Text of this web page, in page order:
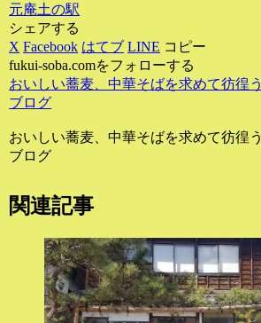
元庵土の駅
シェアする
X Facebook はてブ LINE コピー
fukui-soba.comをフォローする
おいしい蕎麦、中華そばを求めて彷徨う
ブログ
おいしい蕎麦、中華そばを求めて彷徨う
ブログ
関連記事